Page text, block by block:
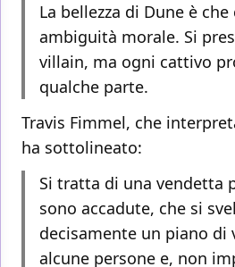
La bellezza di Dune è
ambiguità morale. Si
villain, ma ogni cattivo
qualche parte.
Travis Fimmel, che
ha sottolineato:
Si tratta di una vendetta
sono accadute, che si
decisamente un piano di
alcune persone e, non